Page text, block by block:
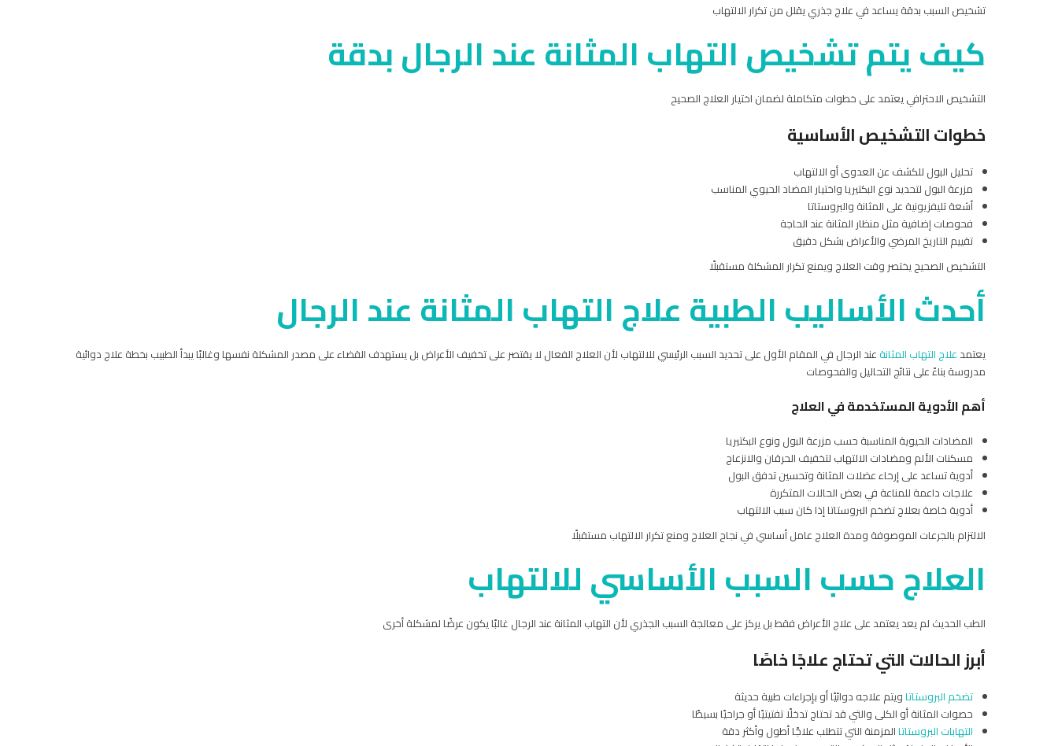
تشخيص السبب بدقة يساعد في علاج جذري يقلل من تكرار الالتهاب
كيف يتم تشخيص التهاب المثانة عند الرجال بدقة
التشخيص الاحترافي يعتمد على خطوات متكاملة لضمان اختيار العلاج الصحيح
خطوات التشخيص الأساسية
تحليل البول للكشف عن العدوى أو الالتهاب
مزرعة البول لتحديد نوع البكتيريا واختيار المضاد الحيوي المناسب
أشعة تليفزيونية على المثانة والبروستاتا
فحوصات إضافية مثل منظار المثانة عند الحاجة
تقييم التاريخ المرضي والأعراض بشكل دقيق
التشخيص الصحيح يختصر وقت العلاج ويمنع تكرار المشكلة مستقبلًا
أحدث الأساليب الطبية علاج التهاب المثانة عند الرجال
يعتمدعلاج التهاب المثانة عند الرجال في المقام الأول على تحديد السبب الرئيسي للالتهاب لأن العلاج الفعال لا يقتصر على تخفيف الأعراض بل يستهدف القضاء على مصدر المشكلة نفسها وغالبًا يبدأ الطبيب بخطة علاج دوائية
مدروسة بناءً على نتائج التحاليل والفحوصات
أهم الأدوية المستخدمة في العلاج
المضادات الحيوية المناسبة حسب مزرعة البول ونوع البكتيريا
مسكنات الألم ومضادات الالتهاب لتخفيف الحرقان والانزعاج
أدوية تساعد على إرخاء عضلات المثانة وتحسين تدفق البول
علاجات داعمة للمناعة في بعض الحالات المتكررة
أدوية خاصة بعلاج تضخم البروستاتا إذا كان سبب الالتهاب
الالتزام بالجرعات الموصوفة ومدة العلاج عامل أساسي في نجاح العلاج ومنع تكرار الالتهاب مستقبلًا
العلاج حسب السبب الأساسي للالتهاب
الطب الحديث لم يعد يعتمد على علاج الأعراض فقط بل يركز على معالجة السبب الجذري لأن التهاب المثانة عند الرجال غالبًا يكون عرضًا لمشكلة أخرى
أبرز الحالات التي تحتاج علاجًا خاصًا
تضخم البروستاتا ويتم علاجه دوائيًا أو بإجراءات طبية حديثة
حصوات المثانة أو الكلى والتي قد تحتاج تدخلًا تفتيتيًا أو جراحيًا بسيطًا
التهابات البروستاتا المزمنة التي تتطلب علاجًا أطول وأكثر دقة